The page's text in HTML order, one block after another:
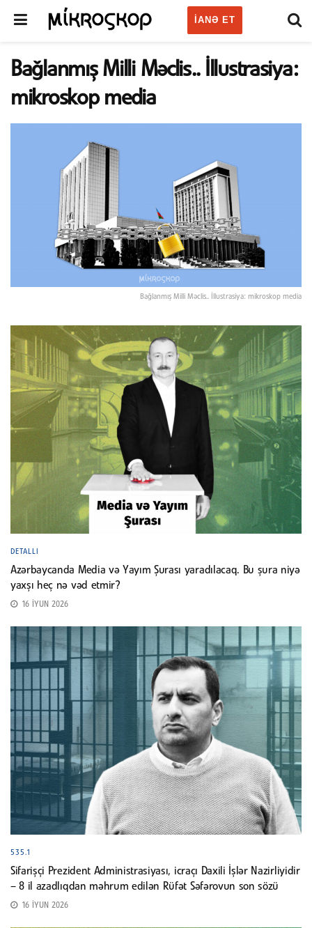
IANƏ ET
Bağlanmış Milli Məclis.. İllustrasiya:
mikroskop media
Bağlanmış Milli Məclis.. İllustrasiya: mikroskop media
DETALLI
Azərbaycanda Media və Yayım Şurası yaradılacaq. Bu şura niyə
yaxşı heç nə vəd etmir?
16 İYUN 2026
535.1
Sifarişçi Prezident Administrasiyası, icraçı Daxili İşlər Nazirliyidir
– 8 il azadlıqdan məhrum edilən Rüfət Səfərovun son sözü
16 İYUN 2026